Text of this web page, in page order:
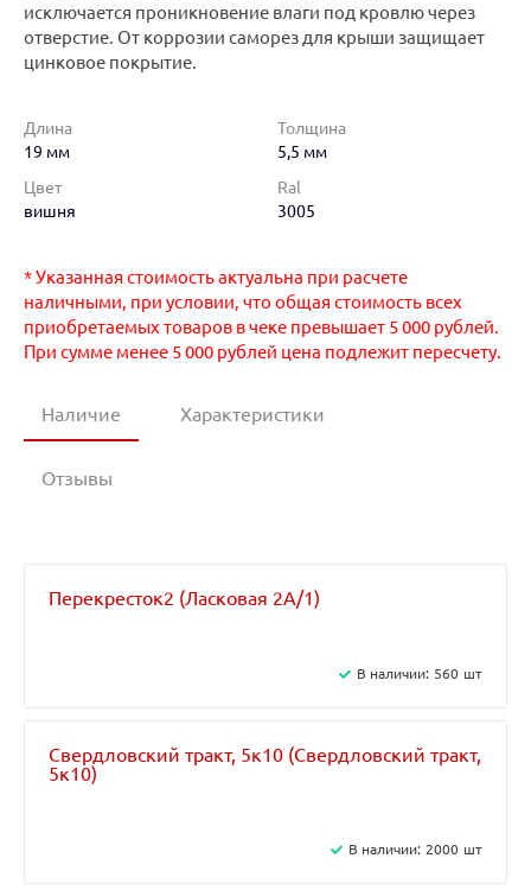
исключается проникновение влаги под кровлю через
отверстие. От коррозии саморез для крыши защищает
цинковое покрытие.
Длина
19 мм
Толщина
5,5 мм
Цвет
вишня
Ral
3005
* Указанная стоимость актуальна при расчете
наличными, при условии, что общая стоимость всех
приобретаемых товаров в чеке превышает 5 000 рублей.
При сумме менее 5 000 рублей цена подлежит пересчету.
Наличие Характеристики
Отзывы
Перекресток2 (Ласковая 2А/1)
В наличии: 560 шт
Свердловский тракт, 5к10 (Свердловский тракт,
5к10)
В наличии: 2000 шт